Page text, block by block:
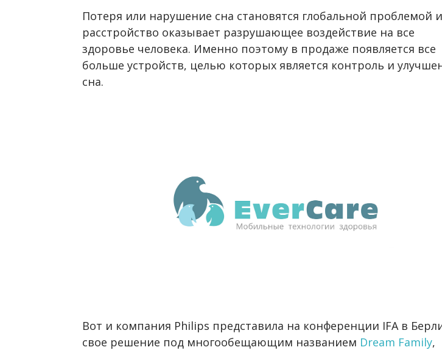
Потеря или нарушение сна становятся глобальной проблемой
расстройство оказывает разрушающее воздействие на все
здоровье человека. Именно поэтому в продаже появляется все
больше устройств, целью которых является контроль и
сна.
Вот и компания Philips представила на конференции IFA в
свое решение под многообещающим названием Dream Family,